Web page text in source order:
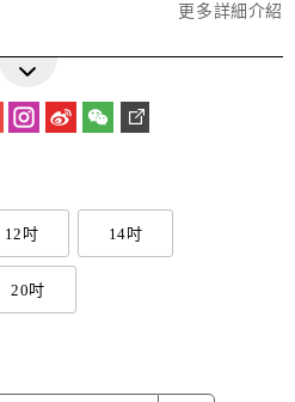
更多詳細介紹
12吋 14吋
20吋